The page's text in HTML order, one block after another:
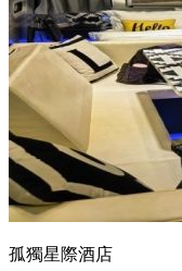
孤獨星際酒店